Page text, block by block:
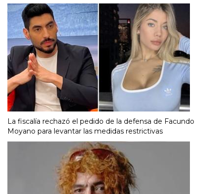
La fiscalía rechazó el pedido de la defensa de Facundo
Moyano para levantar las medidas restrictivas